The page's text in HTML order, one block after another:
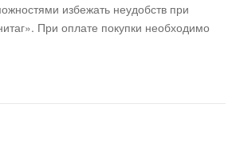
избежать неудобств при
При оплате покупки необходимо